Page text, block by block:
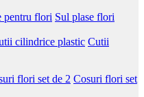
pentru flori Sul plase flori
cilindrice plastic Cutii
flori set de 2 Cosuri flori set